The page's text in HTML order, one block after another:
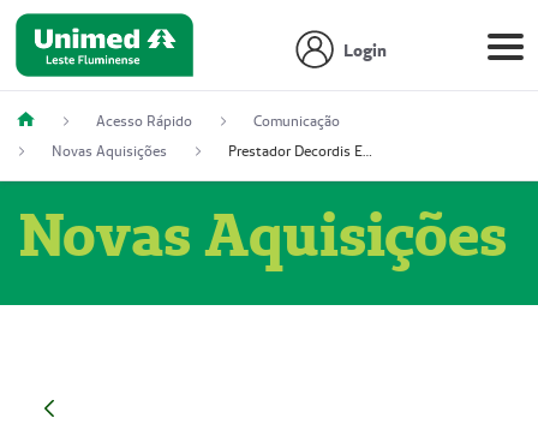
Login
Acesso Rápido
Comunicação
Novas Aquisições
Prestador Decordis Exames Cardiológicos LTDA (51004346-0)
Novas Aquisições